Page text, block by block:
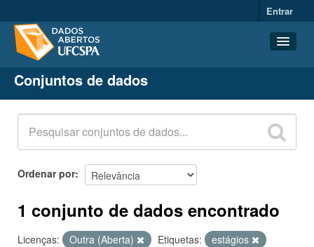
Entrar
Conjuntos de dados
Organizações
Grupos
Sobre
Conjuntos de dados
Ordenar por
1 conjunto de dados encontrado
Licenças: Outra (Aberta) Etiquetas:
estágios